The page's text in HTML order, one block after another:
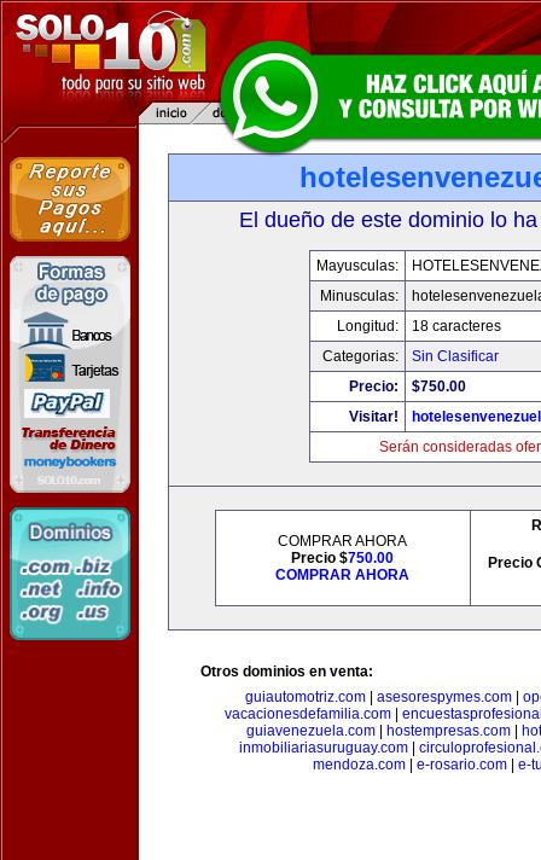
El dueño de este dominio lo
Mayusculas:
Minusculas:
Longitud:
18 caracteres
Categorias:
Sin Clasificar
Precio:
$750.00
Visitar!
Serán consideradas
COMPRAR AHORA
Precio $750.00
COMPRAR AHORA
Precio
Otros dominios en venta:
guiautomotriz.com| asesorespymes.com|
vacacionesdefamilia.com|
guiavenezuela.com| hostempresas.com|
inmobiliariasuruguay.com|
mendoza.com
e-rosario.com e-